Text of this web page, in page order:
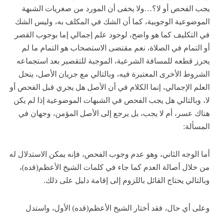
يجب الفحص أو لا؟…ولا يخفى أن المورد من صغريات الشبهة
الموضوعية الوجوبية، كما أن الشك في المكلف به، وليس الشك
في التكليف كما هو واضح، لوجود علم إجمالي إما بوجوب القصر
أو التمام في الصلاة، نعم مقتضى الاستصحاب هو التمام ما لم
يحرز قطعه للمسافة الشرعية، الموجبة للتقصير بعد استجماعه
الشروط الأخرى المعتبرة فيه، وبالتالي مع جريان الأصل، ينحل
العلم الإجمالي، إنما الكلام في أن الأصل هل يجري قبل الفحص أو
لا، وبالتالي هل يجب الفحص في الشبهات الموضوعية إذا لم يكن
هناك عسر، أم لا يجب، بل يرجع إلى الأصل المؤمن، وجهان في
المسألة:
أما الوجه الثاني، وهو عدم وجوب الفحص، فإنه يمكن الاستدلال له
من خلال أصالة العدم كما جاء في كلمات الشيخ الأعظم(قده)،
وبالتالي يحتاج القائل باللزوم إلى إقامة دليل على ذلك.
وعلى أي حال، فقد أختار الشيخ الأعظم(قده) الأول، واستدل